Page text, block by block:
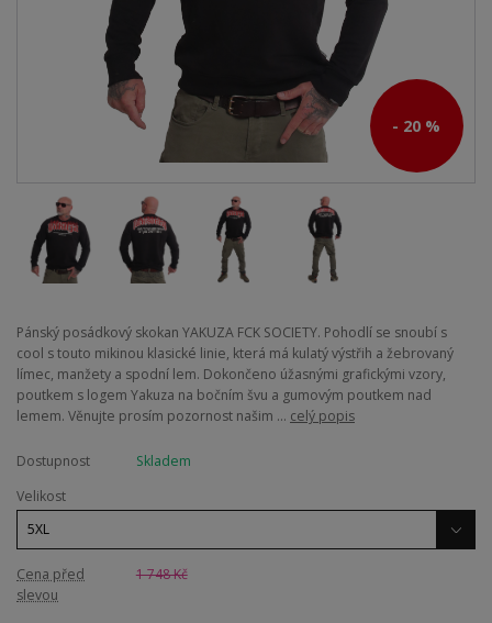
- 20 %
Pánský posádkový skokan YAKUZA FCK SOCIETY. Pohodlí se snoubí s
cool s touto mikinou klasické linie, která má kulatý výstřih a žebrovaný
límec, manžety a spodní lem. Dokončeno úžasnými grafickými vzory,
poutkem s logem Yakuza na bočním švu a gumovým poutkem nad
lemem. Věnujte prosím pozornost našim ... celý popis
Dostupnost
Skladem
Velikost
Cena před
slevou
1 748 Kč